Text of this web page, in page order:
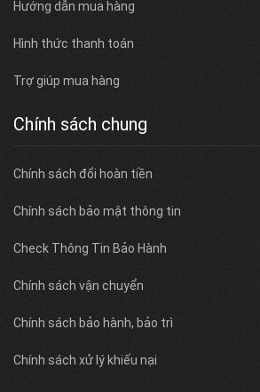
Hướng dẫn mua hàng
Hình thức thanh toán
Trợ giúp mua hàng
Chính sách chung
Chính sách đổi hoàn tiền
Chính sách bảo mật thông tin
Check Thông Tin Bảo Hành
Chính sách vận chuyển
Chính sách bảo hành, bảo trì
Chính sách xử lý khiếu nại